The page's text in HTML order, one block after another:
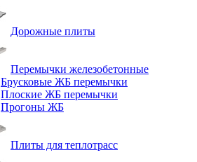
Дорожные плиты
Перемычки железобетонные
Брусковые ЖБ перемычки
Плоские ЖБ перемычки
Прогоны ЖБ
Плиты для теплотрасс